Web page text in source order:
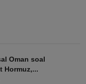
Oman soal
Hormuz,...